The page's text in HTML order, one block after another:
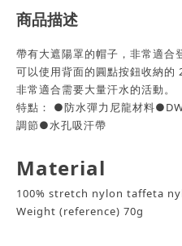
商品描述
帶有大遮陽罩的帽子，非常適合
可以使用背面的圓點按鈕收納的
非常適合需要大量汗水的活動。
特點： ●防水彈力尼龍材料
調節●水孔吸汗帶
Material
100% stretch nylon taffeta
Weight (reference) 70g